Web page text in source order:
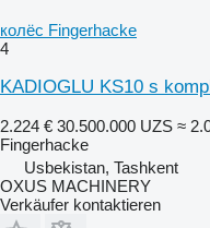
колёс Fingerhacke
4
KADIOGLU KS10 s
2.224 € 30.500.000 UZS ≈
Fingerhacke
Usbekistan, Tashkent
OXUS MACHINERY
Verkäufer kontaktieren